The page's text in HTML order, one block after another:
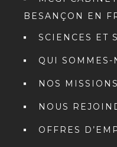
BESANÇON EN
SCIENCES ET
QUI SOMMES-
NOS MISSIONS
NOUS
OFFRES